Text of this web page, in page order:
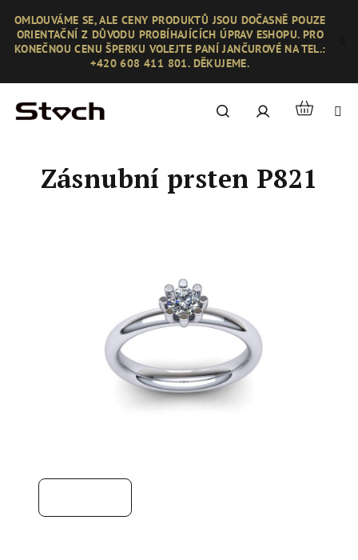
obsah
OMLOUVÁME SE, ALE CENY PRODUKTŮ JSOU DOČASNĚ POUZE
ORIENTAČNÍ Z DŮVODU PROBÍHAJÍCÍCH ÚPRAV ESHOPU. PRO
KONEČNOU CENU ŠPERKU VOLEJTE PANÍ JANČUROVÉ NA TEL.:
+420 608 411 801. DĚKUJEME.
Hledat PřihlášeníNákupní
Zásnubní prsten P821